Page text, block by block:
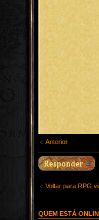
Anterior
Voltar para RPG
QUEM ESTÁ